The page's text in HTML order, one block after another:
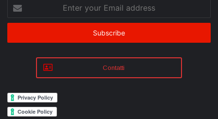
your
Email
Contatti